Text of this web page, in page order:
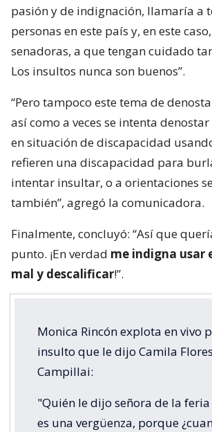
pasión y de indignación, llamaría a
personas en este país y, en este
senadoras, a que tengan cuidado
Los insultos nunca son buenos”.
“Pero tampoco este tema de
así como a veces se intenta
en situación de discapacidad
refieren una discapacidad para
intentar insultar, o a orientaciones
también”, agregó la comunicadora.
Finalmente, concluyó: “Así que
punto. ¡En verdad me indigna usar
mal y descalificar!”.
Monica Rincón explota en vivo
insulto que le dijo Camila
Campillai:
"Quién le dijo señora de la
es una vergüenza, porque